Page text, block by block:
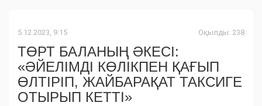
5.12.2023, 9:15 Оқылды: 238
ТӨРТ БАЛАНЫҢ ӘКЕСІ:
«ӘЙЕЛІМДІ КӨЛІКПЕН ҚАҒЫП
ӨЛТІРІП, ЖАЙБАРАҚАТ ТАКСИГЕ
ОТЫРЫП КЕТТІ»